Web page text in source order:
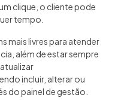
clique, o cliente pode
tempo.
mais livres para atender
além de estar sempre
incluir, alterar ou
do painel de gestão.